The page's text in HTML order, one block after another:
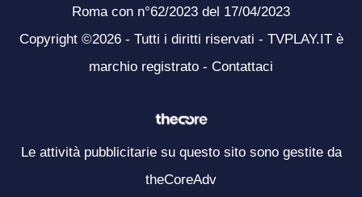
Roma con n°62/2023 del 17/04/2023
Copyright ©2026 - Tutti i diritti riservati - TVPLAY.IT è
marchio registrato - Contattaci
Le attività pubblicitarie su questo sito sono gestite da
theCoreAdv